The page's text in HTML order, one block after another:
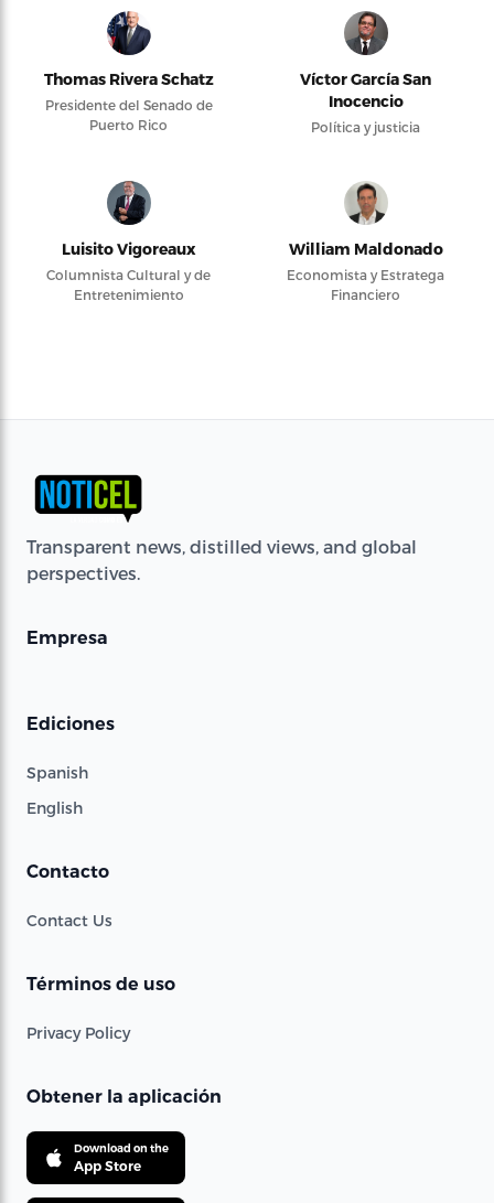
Thomas Rivera Schatz
Presidente del Senado de
Puerto Rico
Víctor García San
Inocencio
Política y justicia
Luisito Vigoreaux
Columnista Cultural y de
Entretenimiento
William Maldonado
Economista y Estratega
Financiero
Transparent news, distilled views, and global
perspectives.
Empresa
Ediciones
Spanish
English
Contacto
Contact Us
Términos de uso
Privacy Policy
Obtener la aplicación
Download on the
App Store